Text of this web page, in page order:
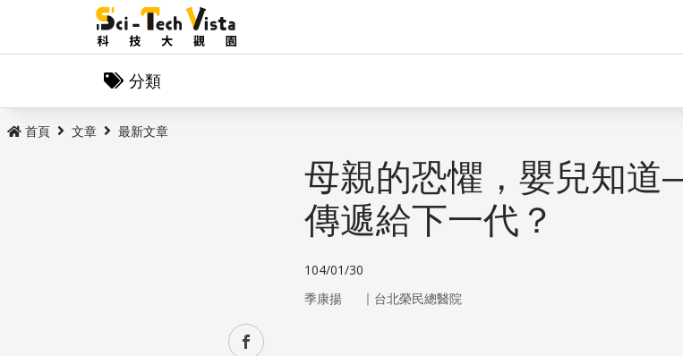
分類
首頁 文章 最新文章
facebook
母親的恐懼，嬰兒知
傳遞給下一代？
104/01/30
季康揚 ｜ 台北榮民總醫院